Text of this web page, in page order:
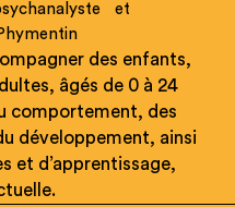
et
des enfants,
âgés de 0 à 24
comportement, des
développement, ainsi
et d’apprentissage,